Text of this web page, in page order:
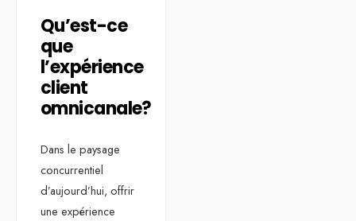
Qu’est-ce
que
l’expérience
client
omnicanale?
Dans le paysage
concurrentiel
d’aujourd’hui, offrir
une expérience